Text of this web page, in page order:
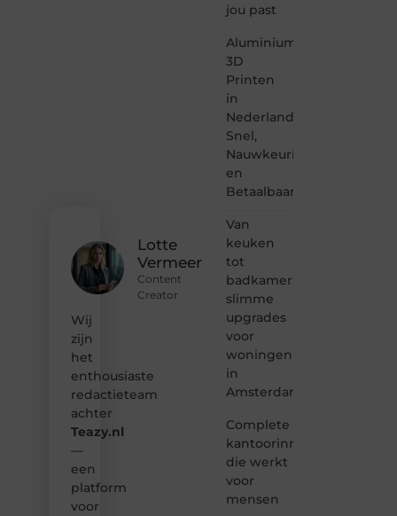
Lotte
Vermeer
Content
Creator
Wij
zijn
het
enthousiaste
redactieteam
achter
Teazy.nl
—
een
platform
voor
jou past
Aluminium
3D
Printen
in
Nederland:
Snel,
Nauwkeurig
en
Betaalbaar
Van
keuken
tot
badkamer:
slimme
upgrades
voor
woningen
in
Amsterdam
Complete
kantoorinrichting
die werkt
voor
mensen